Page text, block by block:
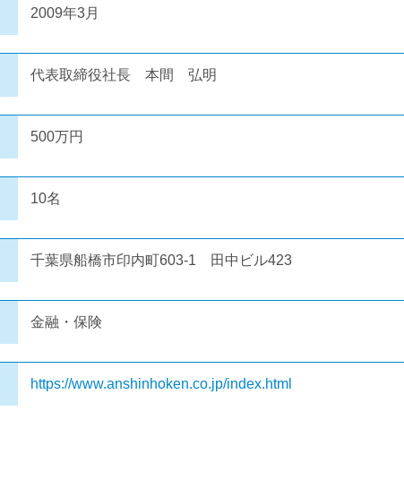
2009年3月
代表取締役社長 本間 弘明
500万円
10名
千葉県船橋市印内町603-1 田中ビル423
金融・保険
https://www.anshinhoken.co.jp/index.html